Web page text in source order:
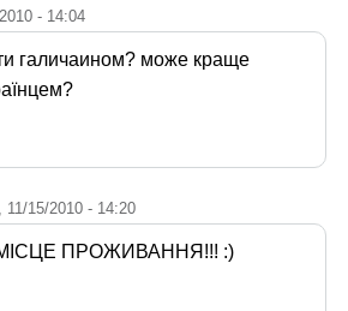
- 14:04
галичаином? може краще
11/15/2010 - 14:20
МІСЦЕ ПРОЖИВАННЯ!!! :)